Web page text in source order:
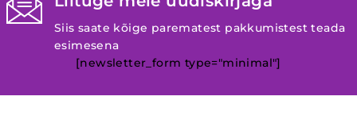
Siis saate kõige parematest pakkumistest teada
esimesena
[newsletter_form type="minimal"]